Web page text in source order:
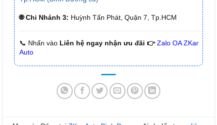
🌐 Chi Nhánh 3: Huỳnh Tấn Phát, Quận 7, Tp.HCM
📞 Nhấn vào Liên hệ ngay nhận ưu đãi 👉 Zalo OA ZKar
Auto